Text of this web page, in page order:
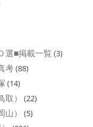
選■掲載一覧 (3)
考(88)
(14)
） (22)
） (5)